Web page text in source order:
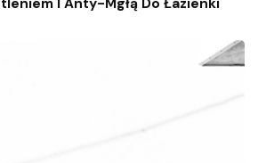
I Anty-Mgłą Do Łazienki